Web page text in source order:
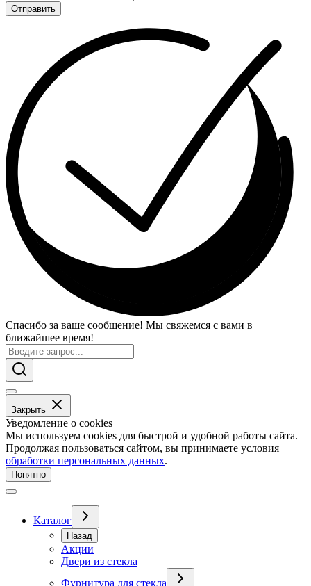
Отправить
Спасибо за ваше сообщение! Мы свяжемся с вами в
ближайшее время!
Закрыть
Уведомление о cookies
Мы используем cookies для быстрой и удобной работы сайта.
Продолжая пользоваться сайтом, вы принимаете условия
обработки персональных данных.
Понятно
Каталог
Назад
Акции
Двери из стекла
Фурнитура для стекла